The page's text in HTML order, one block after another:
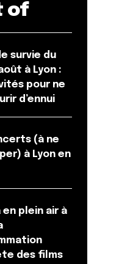
of
survie du
à Lyon :
pour ne
d’ennui
(à ne
à Lyon en
en plein air à
des films